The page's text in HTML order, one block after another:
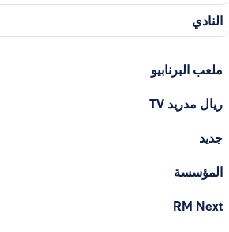
النادي
ملعب البرنابيو
ريال مدريد TV
جديد
المؤسسة
RM Next